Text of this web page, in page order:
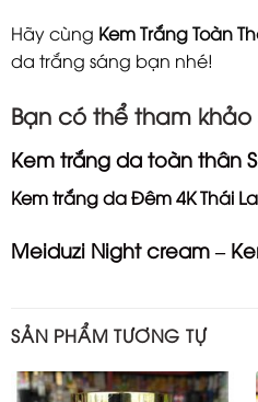
Hãy cùng Kem Trắng Toàn
da trắng sáng bạn nhé!
Bạn có thể tham
Kem trắng da toàn thân
Kem trắng da Đêm 4K Thái
Meiduzi Night cream –
SẢN PHẨM TƯƠNG TỰ